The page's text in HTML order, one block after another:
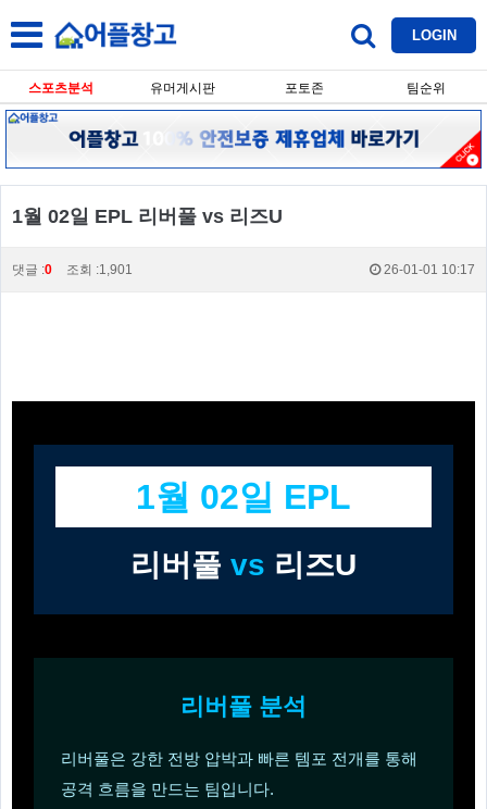
LOGIN
스포츠분석 유머게시판 포토존 팀순위
1월 02일 EPL 리버풀 vs 리즈U
댓글 :0 조회 :1,901 26-01-01 10:17
1월 02일 EPL
리버풀 vs 리즈U
리버풀 분석
리버풀은 강한 전방 압박과 빠른 템포 전개를 통해
공격 흐름을 만드는 팀입니다.